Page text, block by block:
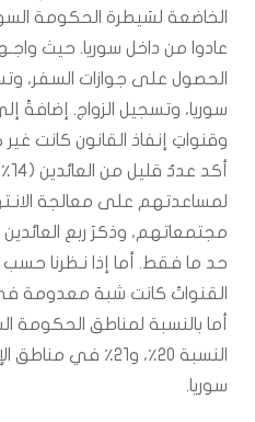
الخاضعة لسَيطرة الحكومة
عادوا من داخل سوريا. حيث
الحصول على جوازات السفر،
سوريا، وتسجيل الزواج. إضافةً
وقنواتِ إنفاذ القانون كانت
لمساعدتهم على معالجة
مجتمعاتهم، وذكرَ ربع
حد ما فقط. أما إذا نـظرنا
القنواتُ كانت شبهَ معدومة
أما بالنسبة لمناطق الحكومة
النسبة ٢٠٪، و٢١٪ في
سوريا.